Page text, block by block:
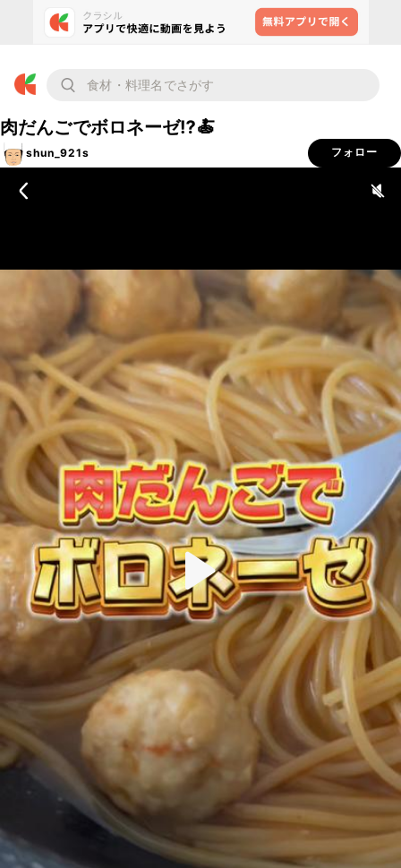
肉だんごでボロネーゼ⁉️🍝
shun_921s フォロー